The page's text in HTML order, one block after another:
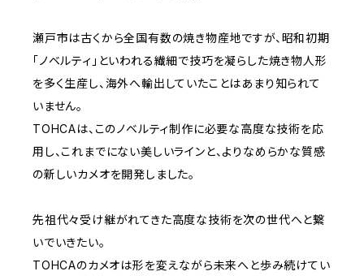
瀬戸市は古くから全国有数の焼き物産地ですが、昭和初期
「ノベルティ」といわれる繊細で技巧を凝らした焼き物人形
を多く生産し、海外へ輸出していたことはあまり知られて
いません。
TOHCAは、このノベルティ制作に必要な高度な技術を応
用し、これまでにない美しいラインと、よりなめらかな質感
の新しいカメオを開発しました。
先祖代々受け継がれてきた高度な技術を次の世代へと繋
いでいきたい。
TOHCAのカメオは形を変えながら未来へと歩み続けてい